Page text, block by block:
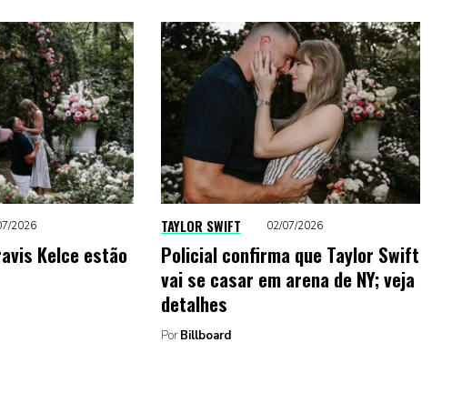
2026
Kelce estão
TAYLOR SWIFT 02/07/2026
Policial confirma que Taylor Swift
vai se casar em arena de NY; veja
detalhes
Por Billboard